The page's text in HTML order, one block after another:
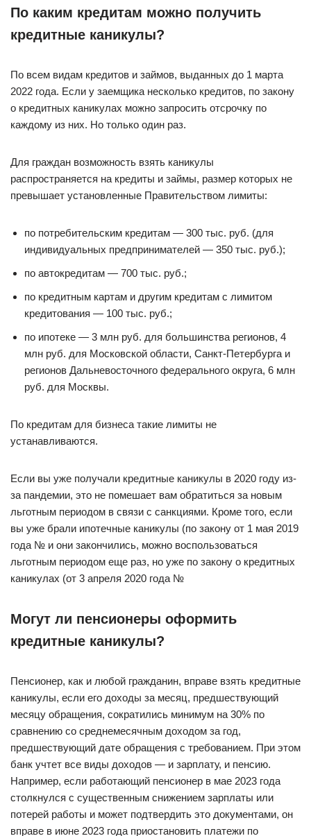
По каким кредитам можно получить
кредитные каникулы?
По всем видам кредитов и займов, выданных до 1 марта
2022 года. Если у заемщика несколько кредитов, по закону
о кредитных каникулах можно запросить отсрочку по
каждому из них. Но только один раз.
Для граждан возможность взять каникулы
распространяется на кредиты и займы, размер которых не
превышает установленные Правительством лимиты:
по потребительским кредитам — 300 тыс. руб. (для
индивидуальных предпринимателей — 350 тыс. руб.);
по автокредитам — 700 тыс. руб.;
по кредитным картам и другим кредитам с лимитом
кредитования — 100 тыс. руб.;
по ипотеке — 3 млн руб. для большинства регионов, 4
млн руб. для Московской области, Санкт-Петербурга и
регионов Дальневосточного федерального округа, 6 млн
руб. для Москвы.
По кредитам для бизнеса такие лимиты не
устанавливаются.
Если вы уже получали кредитные каникулы в 2020 году из-
за пандемии, это не помешает вам обратиться за новым
льготным периодом в связи с санкциями. Кроме того, если
вы уже брали ипотечные каникулы (по закону от 1 мая 2019
года № и они закончились, можно воспользоваться
льготным периодом еще раз, но уже по закону о кредитных
каникулах (от 3 апреля 2020 года №
Могут ли пенсионеры оформить
кредитные каникулы?
Пенсионер, как и любой гражданин, вправе взять кредитные
каникулы, если его доходы за месяц, предшествующий
месяцу обращения, сократились минимум на 30% по
сравнению со среднемесячным доходом за год,
предшествующий дате обращения с требованием. При этом
банк учтет все виды доходов — и зарплату, и пенсию.
Например, если работающий пенсионер в мае 2023 года
столкнулся с существенным снижением зарплаты или
потерей работы и может подтвердить это документами, он
вправе в июне 2023 года приостановить платежи по